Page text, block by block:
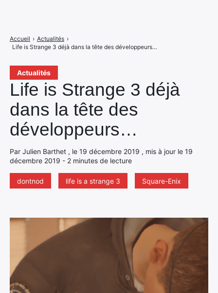
Actualités
Life is Strange 3 déjà
dans la tête des
développeurs…
Par Julien Barthet , le 19 décembre 2019 , mis à jour le 19
décembre 2019 - 2 minutes de lecture
dontnod life is a strange 3 Square-Enix
Accueil › Actualités ›
Life is Strange 3 déjà dans la tête des développeurs…